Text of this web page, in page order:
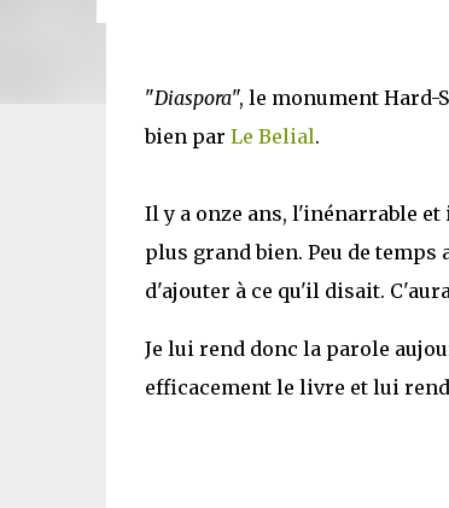
"Diaspora", le monument Hard-
bien par Le Belial.
Il y a onze ans, l'inénarrable
plus grand bien. Peu de
d'ajouter à ce qu'il disait.
Je lui rend donc la parole
efficacement le livre et lui